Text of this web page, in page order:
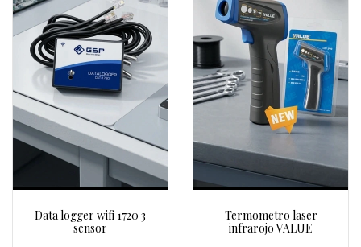
Data logger wifi 1720 3
sensor
Termometro laser
infrarojo VALUE